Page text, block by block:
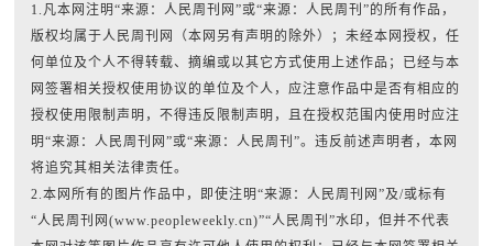
1.凡本网注明“来源：人民周刊网”或“来源：人民周刊”的所有作品，
版权均属于人民周刊网（本网另有声明的除外）；未经本网授权，任
何单位及个人不得转载、摘编或以其它方式使用上述作品；已经与本
网签署相关授权使用协议的单位及个人，应注意作品中是否有相应的
授权使用限制声明，不得违反限制声明，且在授权范围内使用时应注
明“来源：人民周刊网”或“来源：人民周刊”。违反前述声明者，本网
将追究其相关法律责任。
2.本网所有的图片作品中，即使注明“来源：人民周刊网”及/或标有
“人民周刊网(www.peopleweekly.cn)”“人民周刊”水印，但并不代表